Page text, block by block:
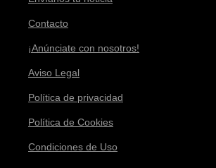
Contacto
¡Anúnciate con nosotros!
Aviso Legal
Política de privacidad
Política de Cookies
Condiciones de Uso